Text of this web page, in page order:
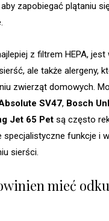
zapobiegać plątaniu
z filtrem HEPA, jest
ale także alergeny,
zwierząt domowych.
SV47, Bosch
Jet 65 Pet są często
specjalistyczne funkcje i
sierści.
mieć